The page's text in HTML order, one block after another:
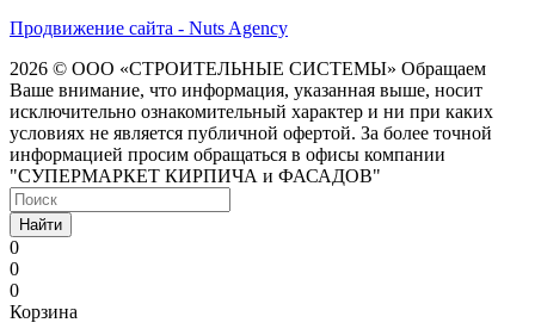
Продвижение сайта - Nuts Agency
2026 © ООО «СТРОИТЕЛЬНЫЕ СИСТЕМЫ» Обращаем
Ваше внимание, что информация, указанная выше, носит
исключительно ознакомительный характер и ни при каких
условиях не является публичной офертой. За более точной
информацией просим обращаться в офисы компании
"СУПЕРМАРКЕТ КИРПИЧА и ФАСАДОВ"
Найти
0
0
0
Корзина